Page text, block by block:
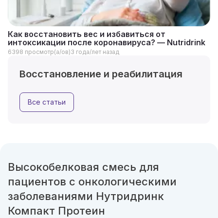
Как восстановить вес и избавиться от
интоксикации после коронавируса? — Nutridrink
6398 просмотр(а/ов)3 года/лет назад
Восстановление и реабилитация
Все статьи
Высокобелковая смесь для
пациентов с онкологическими
заболеваниями Нутридринк
Компакт Протеин